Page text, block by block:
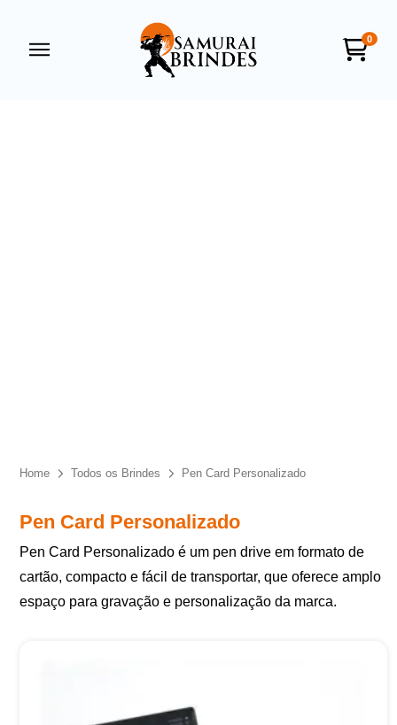
0
Home Todos os Brindes Pen Card Personalizado
Pen Card Personalizado
Pen Card Personalizado é um pen drive em formato de
cartão, compacto e fácil de transportar, que oferece amplo
espaço para gravação e personalização da marca.
Samurai Brindes
sua privacidade, utilizaremos seus dados apenas para fins
de marketing. Você pode alterar suas preferências a
Iniciar conversa